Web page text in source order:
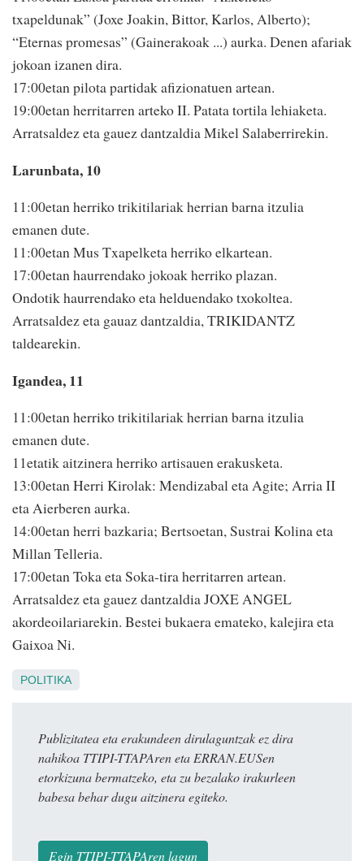
txapeldunak” (Joxe Joakin, Bittor, Karlos, Alberto);
“Eternas promesas” (Gainerakoak ...) aurka. Denen afariak
jokoan izanen dira.
17:00etan pilota partidak afizionatuen artean.
19:00etan herritarren arteko II. Patata tortila lehiaketa.
Arratsaldez eta gauez dantzaldia Mikel Salaberrirekin.
Larunbata, 10
11:00etan herriko trikitilariak herrian barna itzulia
emanen dute.
11:00etan Mus Txapelketa herriko elkartean.
17:00etan haurrendako jokoak herriko plazan.
Ondotik haurrendako eta helduendako txokoltea.
Arratsaldez eta gauaz dantzaldia, TRIKIDANTZ
taldearekin.
Igandea, 11
11:00etan herriko trikitilariak herrian barna itzulia
emanen dute.
11etatik aitzinera herriko artisauen erakusketa.
13:00etan Herri Kirolak: Mendizabal eta Agite; Arria II
eta Aierberen aurka.
14:00etan herri bazkaria; Bertsoetan, Sustrai Kolina eta
Millan Telleria.
17:00etan Toka eta Soka-tira herritarren artean.
Arratsaldez eta gauez dantzaldia JOXE ANGEL
akordeoilariarekin. Bestei bukaera emateko, kalejira eta
Gaixoa Ni.
POLITIKA
Publizitatea eta erakundeen dirulaguntzak ez dira
nahikoa TTIPI-TTAPAren eta ERRAN.EUSen
etorkizuna bermatzeko, eta zu bezalako irakurleen
babesa behar dugu aitzinera egiteko.
Egin TTIPI-TTAPAren lagun